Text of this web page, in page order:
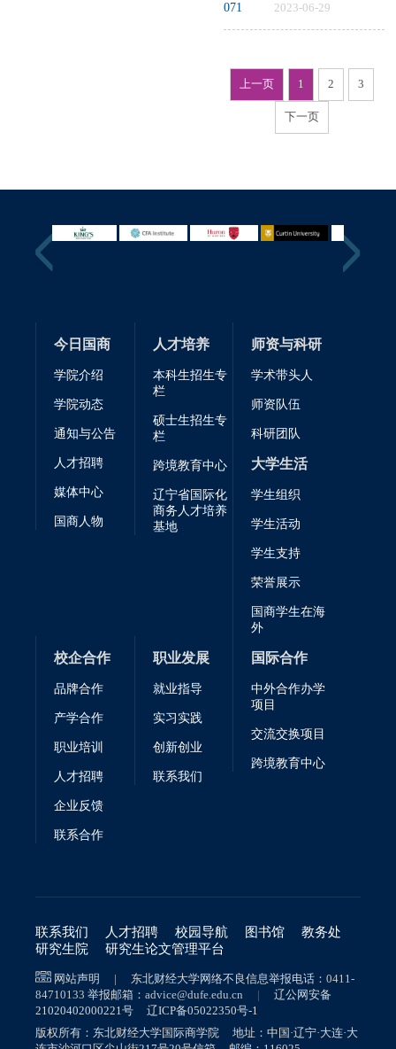
071 2023-06-29
上一页 1 2 3
下一页
今日国商
学院介绍
学院动态
通知与公告
人才招聘
媒体中心
国商人物
人才培养
本科生招生专
栏
硕士生招生专
栏
跨境教育中心
辽宁省国际化
商务人才培养
基地
师资与科研
学术带头人
师资队伍
科研团队
大学生活
学生组织
学生活动
学生支持
荣誉展示
国商学生在海
外
校企合作
品牌合作
产学合作
职业培训
人才招聘
企业反馈
联系合作
职业发展
就业指导
实习实践
创新创业
联系我们
国际合作
中外合作办学
项目
交流交换项目
跨境教育中心
联系我们 人才招聘 校园导航 图书馆
教务处
研究生院
研究生论文管理平台
网站声明 | 东北财经大学网络不良信息举报电话：0411-
84710133 举报邮箱：advice@dufe.edu.cn |
辽公网安备
21020402000221号 辽ICP备05022350号-1
版权所有：东北财经大学国际商学院 地址：中国·辽宁·大连·大